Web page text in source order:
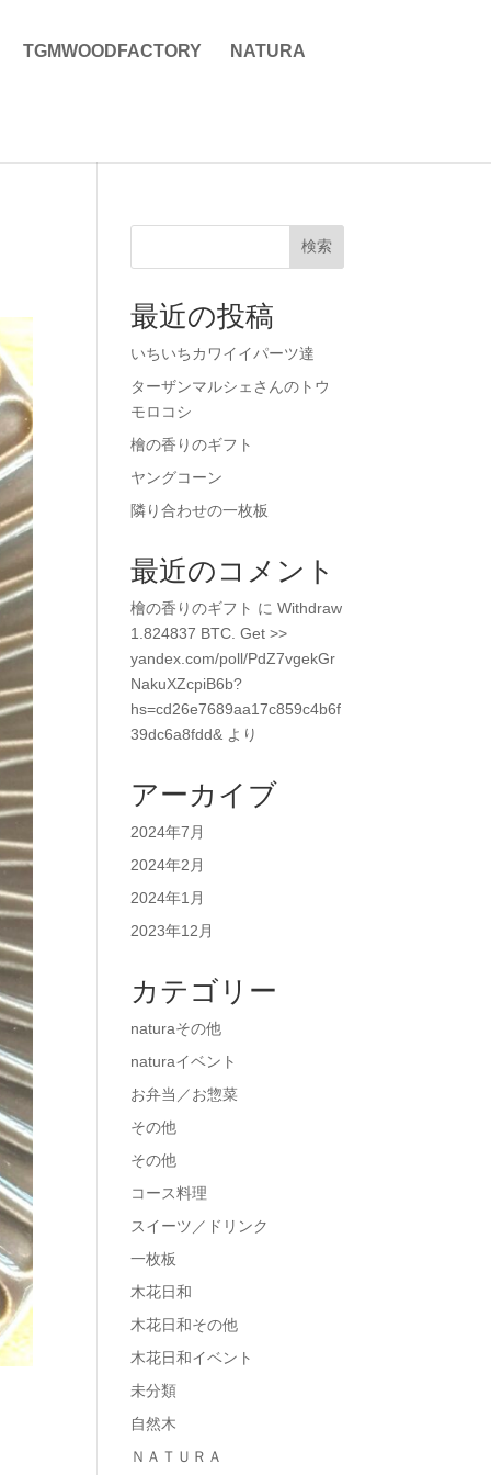
TGMWOODFACTORY NATURA
検索
最近の投稿
いちいちカワイイパーツ達
ターザンマルシェさんのトウ
モロコシ
檜の香りのギフト
ヤングコーン
隣り合わせの一枚板
最近のコメント
檜の香りのギフト にWithdraw
1.824837 BTC. Get >>
yandex.com/poll/PdZ7vgekGr
NakuXZcpiB6b?
hs=cd26e7689aa17c859c4b6f
39dc6a8fdd& より
アーカイブ
2024年7月
2024年2月
2024年1月
2023年12月
カテゴリー
naturaその他
naturaイベント
お弁当／お惣菜
その他
その他
コース料理
スイーツ／ドリンク
一枚板
木花日和
木花日和その他
木花日和イベント
未分類
自然木
ＮＡＴＵＲＡ